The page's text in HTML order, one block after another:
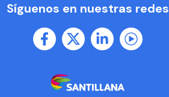
Síguenos en nuestras redes